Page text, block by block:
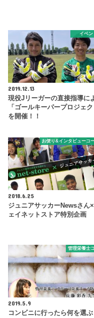
イベン
2019.12.13
現役Jリーガーの直接指導に
「ゴールキーパープロジェク
を開催！！
お便り&インタビューコ
2018.6.25
ジュニアサッカーNewsさん
ェイネットストア特別企画
管理栄養士
2019.5.9
コンビニに行ったら何を選